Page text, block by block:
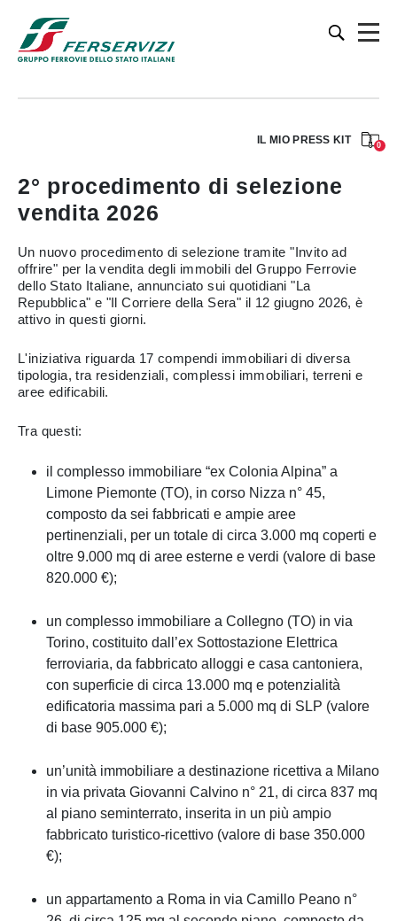
IL MIO PRESS KIT 0
2° procedimento di selezione
vendita 2026
Un nuovo procedimento di selezione tramite "Invito ad
offrire" per la vendita degli immobili del Gruppo Ferrovie
dello Stato Italiane, annunciato sui quotidiani "La
Repubblica" e "Il Corriere della Sera" il 12 giugno 2026, è
attivo in questi giorni.
L'iniziativa riguarda 17 compendi immobiliari di diversa
tipologia, tra residenziali, complessi immobiliari, terreni e
aree edificabili.
Tra questi:
il complesso immobiliare “ex Colonia Alpina” a
Limone Piemonte (TO), in corso Nizza n° 45,
composto da sei fabbricati e ampie aree
pertinenziali, per un totale di circa 3.000 mq coperti e
oltre 9.000 mq di aree esterne e verdi (valore di base
820.000 €);
un complesso immobiliare a Collegno (TO) in via
Torino, costituito dall’ex Sottostazione Elettrica
ferroviaria, da fabbricato alloggi e casa cantoniera,
con superficie di circa 13.000 mq e potenzialità
edificatoria massima pari a 5.000 mq di SLP (valore
di base 905.000 €);
un’unità immobiliare a destinazione ricettiva a Milano
in via privata Giovanni Calvino n° 21, di circa 837 mq
al piano seminterrato, inserita in un più ampio
fabbricato turistico-ricettivo (valore di base 350.000
€);
un appartamento a Roma in via Camillo Peano n°